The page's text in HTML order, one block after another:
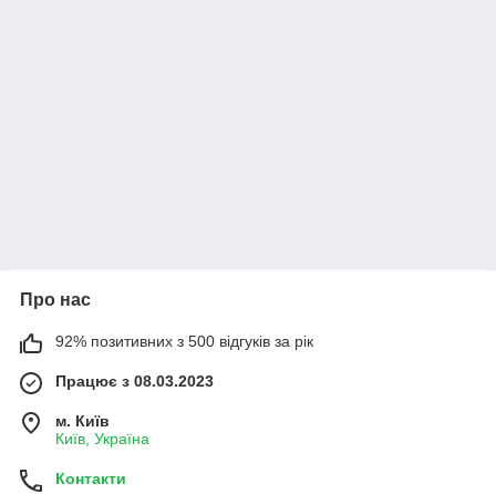
Про нас
92% позитивних з 500 відгуків за рік
Працює з 08.03.2023
м. Київ
Київ, Україна
Контакти